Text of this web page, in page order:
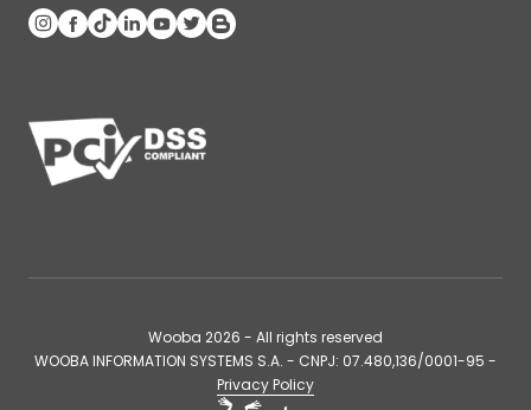
Wooba 2026 - All rights reserved
WOOBA INFORMATION SYSTEMS S.A. - CNPJ: 07.480,136/0001-95 -
Privacy Policy